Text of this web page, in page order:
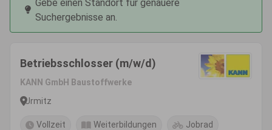
Gebe einen Standort für genauere
Suchergebnisse an.
Betriebsschlosser (m/w/d)
KANN GmbH Baustoffwerke
Urmitz
Vollzeit Weiterbildungen Jobrad